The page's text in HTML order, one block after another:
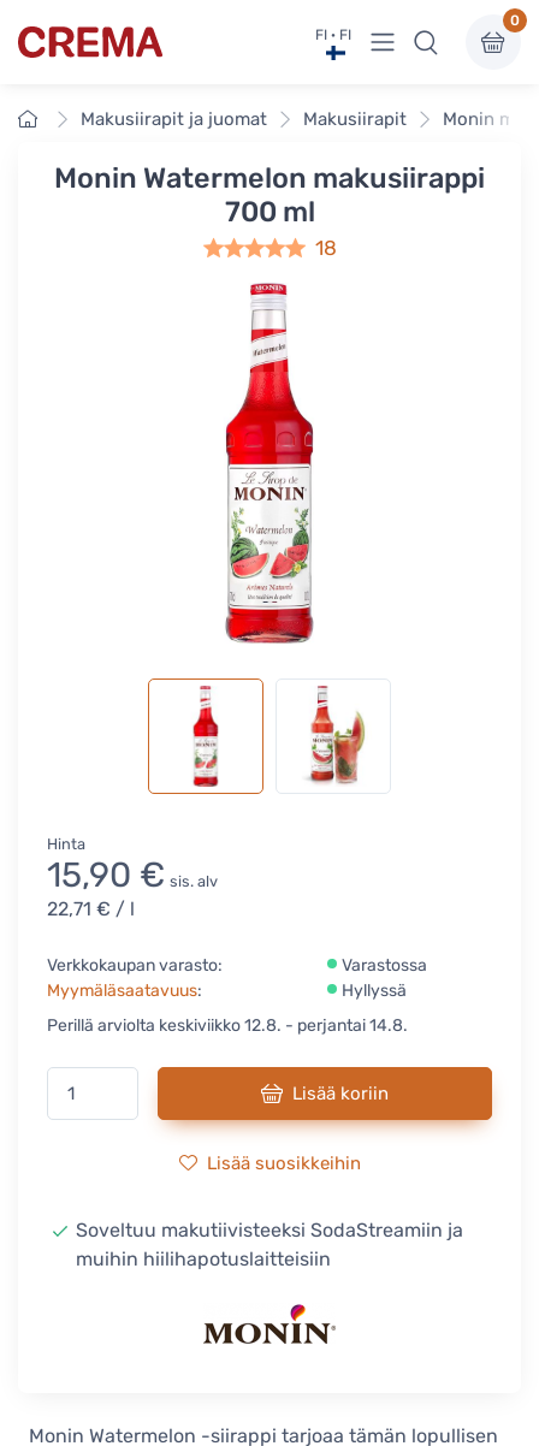
Crema FI · FI Näytä valikko
0
EtusivuMakusiirapit ja juomat Makusiirapit Monin
Monin Watermelon makusiirappi
700 ml
18
Hinta
15,90 € sis. alv
22,71 € / l
Verkkokaupan varasto:
Varastossa
Myymäläsaatavuus:
Hyllyssä
Perillä arviolta keskiviikko 12.8. - perjantai 14.8.
Lisää koriin
Lisää suosikkeihin
Soveltuu makutiivisteeksi SodaStreamiin ja
muihin hiilihapotuslaitteisiin
Monin Watermelon -siirappi tarjoaa tämän lopullisen